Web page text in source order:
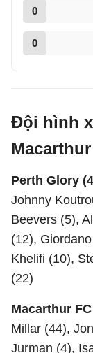
0
0
Đội hình
Perth Glory
Johnny
Beevers (5),
(12),
Khelifi (10),
(22)
Macarthur
Millar (44),
Jurman (4),